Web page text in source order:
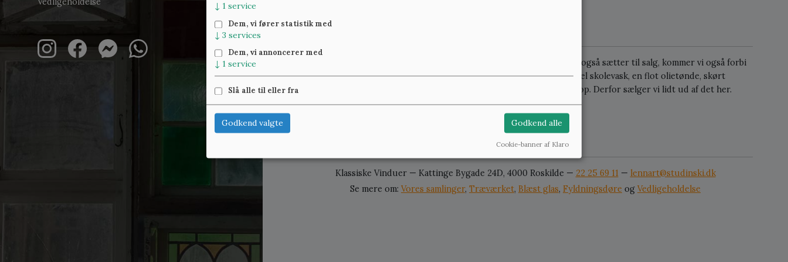
Ligesom vi en gang imellem falder over kunst eller antikviteter, som vi også sætter til salg, kommer vi også forbi
andre effekter. Det er ikke en niche, vi egentlig gør os i. Men en gammel skolevask, en flot olietønde, skørt
laboratorieudstyr og andre fantastiske sager har det med at hobe sig op. Derfor sælger vi lidt ud af det her.
Vis udsolgte
Klassiske Vinduer — Kattinge Bygade 24D, 4000 Roskilde — 22 25 69 11— lennart@studinski.dk
Se mere om: Vores samlinger, Træværket, Blæst glas, Fyldningsdøre og Vedligeholdelse
↓ 1 service
Dem, vi fører statistik med
↓ 3 services
Dem, vi annoncerer med
↓ 1 service
Slå alle til eller fra
Godkend valgte Godkend alle
Cookie-banner af Klaro